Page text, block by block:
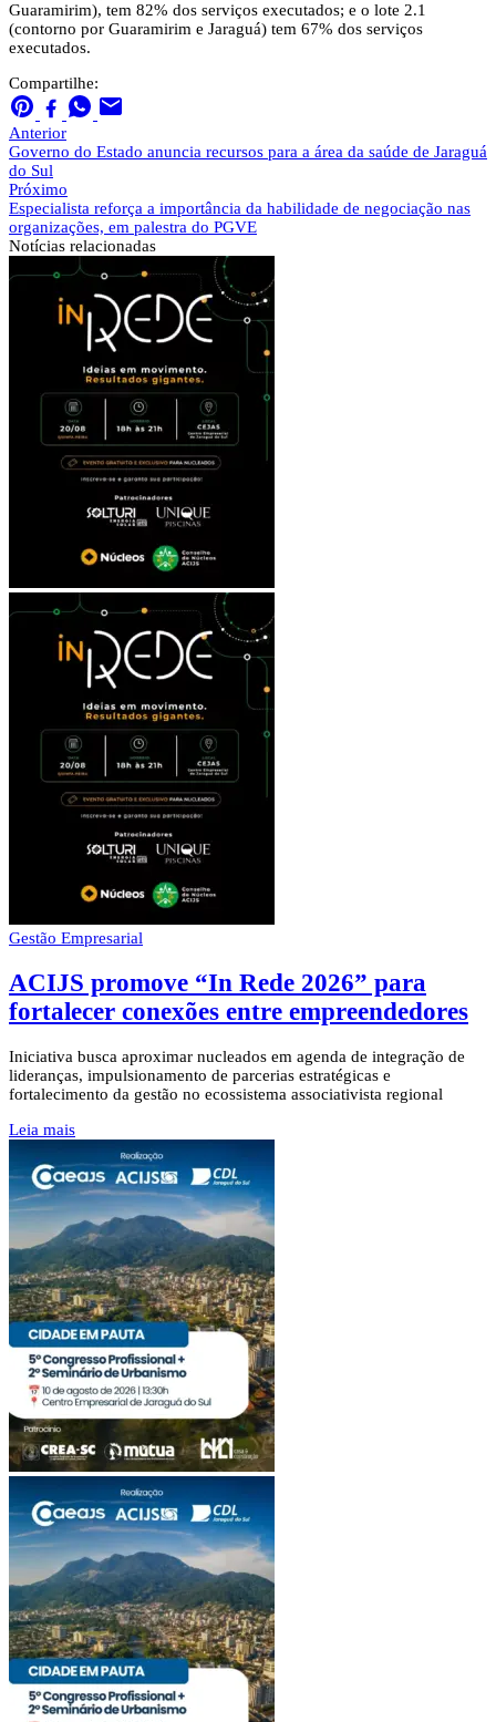
Guaramirim), tem 82% dos serviços executados; e o lote 2.1
(contorno por Guaramirim e Jaraguá) tem 67% dos serviços
executados.
Compartilhe:
Anterior
Governo do Estado anuncia recursos para a área da saúde de Jaraguá
do Sul
Próximo
Especialista reforça a importância da habilidade de negociação nas
organizações, em palestra do PGVE
Notícias relacionadas
Gestão Empresarial
ACIJS promove “In Rede 2026” para
fortalecer conexões entre empreendedores
Iniciativa busca aproximar nucleados em agenda de integração de
lideranças, impulsionamento de parcerias estratégicas e
fortalecimento da gestão no ecossistema associativista regional
Leia mais